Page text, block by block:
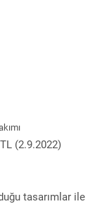
(2.9.2022)
tasarımlar ile